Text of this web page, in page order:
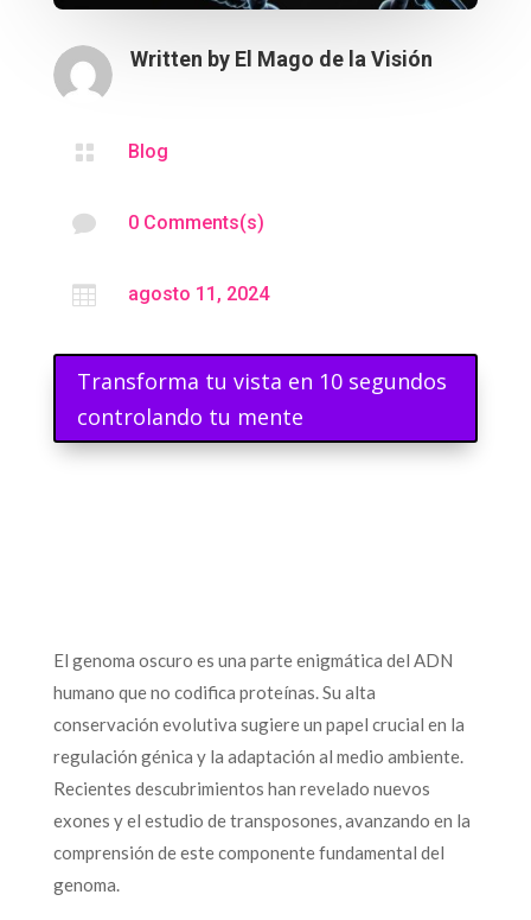
Written by El Mago de la Visión
 Blog
 0 Comments(s)
 agosto 11, 2024
Transforma tu vista en 10 segundos
controlando tu mente
El genoma oscuro es una parte enigmática del ADN
humano que no codifica proteínas. Su alta
conservación evolutiva sugiere un papel crucial en la
regulación génica y la adaptación al medio ambiente.
Recientes descubrimientos han revelado nuevos
exones y el estudio de transposones, avanzando en la
comprensión de este componente fundamental del
genoma.